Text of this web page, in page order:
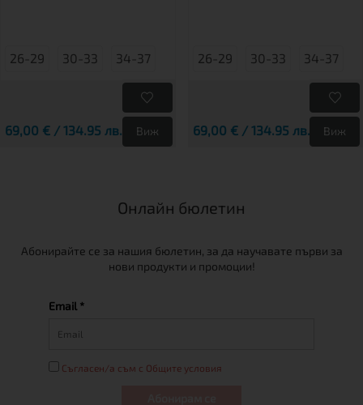
26-29 30-33 34-37
69,00 € / 134.95 лв. Виж
26-29 30-33 34-37
69,00 € / 134.95 лв. Виж
Онлайн бюлетин
Абонирайте се за нашия бюлетин, за да научавате първи за
нови продукти и промоции!
Email *
Съгласен/а съм с Общите условия